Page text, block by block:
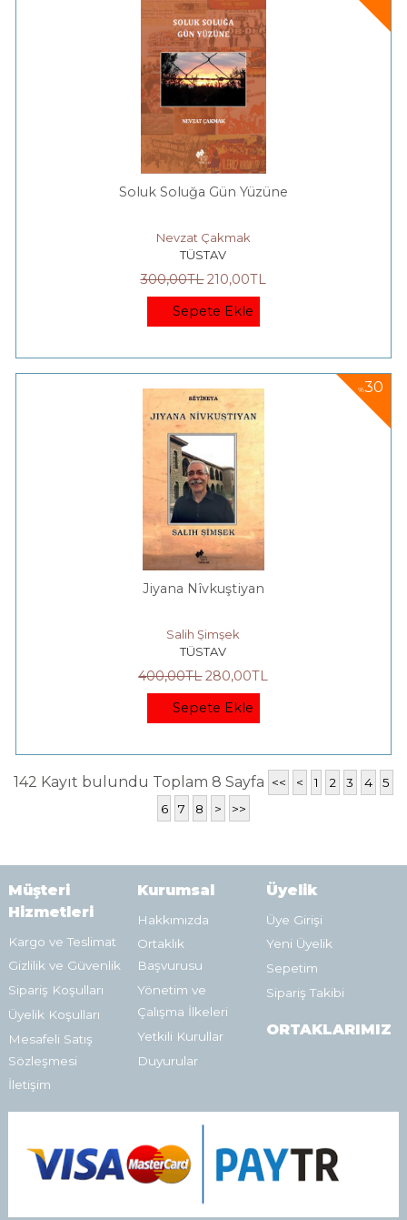
Soluk Soluğa Gün Yüzüne
Nevzat Çakmak
TÜSTAV
300,00TL 210,00TL
Sepete Ekle
%30
Jiyana Nîvkuştiyan
Salih Şimşek
TÜSTAV
400,00TL 280,00TL
Sepete Ekle
142 Kayıt bulundu Toplam 8 Sayfa << < 1 2 3 4
5
6
7 8 > >>
Müşteri
Hizmetleri
Kargo ve Teslimat
Gizlilik ve Güvenlik
Sipariş Koşulları
Üyelik Koşulları
Mesafeli Satış
Sözleşmesi
İletişim
Kurumsal
Hakkımızda
Ortaklık
Başvurusu
Yönetim ve
Çalışma İlkeleri
Yetkili Kurullar
Duyurular
Üyelik
Üye Girişi
Yeni Üyelik
Sepetim
Sipariş Takibi
ORTAKLARIMIZ